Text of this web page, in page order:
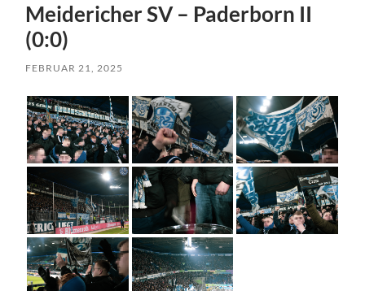
Meidericher SV – Paderborn II
(0:0)
FEBRUAR 21, 2025